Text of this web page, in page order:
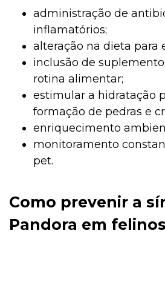
administração de
inflamatórios;
alteração na dieta para
inclusão de
rotina alimentar;
estimular a hidratação
formação de pedras e
enriquecimento
monitoramento
pet.
Como prevenir a
Pandora em